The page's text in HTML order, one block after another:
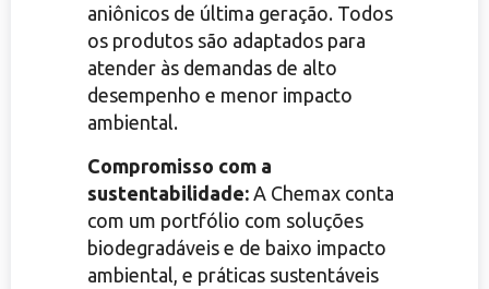
aniônicos de última geração. Todos
os produtos são adaptados para
atender às demandas de alto
desempenho e menor impacto
ambiental.
Compromisso com a
sustentabilidade: A Chemax conta
com um portfólio com soluções
biodegradáveis e de baixo impacto
ambiental, e práticas sustentáveis